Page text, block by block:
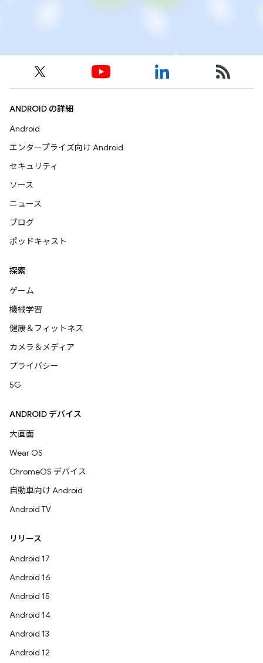
ANDROID の詳細
Android
エンタープライズ向け Android
セキュリティ
ソース
ニュース
ブログ
ポッドキャスト
探索
ゲーム
機械学習
健康＆フィットネス
カメラ＆メディア
プライバシー
5G
ANDROID デバイス
大画面
Wear OS
ChromeOS デバイス
自動車向け Android
Android TV
リリース
Android 17
Android 16
Android 15
Android 14
Android 13
Android 12